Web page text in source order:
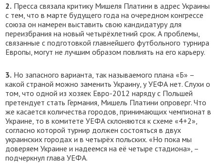
2. Пресса связала критику Мишеля Платини в адрес Украины
с тем, что в марте будущего года на очередном конгрессе
союза он намерен выставить свою кандидатуру для
переизбрания на новый четырёхлетний срок. А проблемы,
связанные с подготовкой главнейшего футбольного турнира
Европы, могут не лучшим образом повлиять на его карьеру.
3. Но запасного варианта, так называемого плана «Б» –
какой страной можно заменить Украину, у УЕФА нет. Слухи о
том, что одной из хозяек Евро-2012 наряду с Польшей
претендует стать Германия, Мишель Платини опроверг. Что
же касается количества городов, принимающих чемпионат в
Украине, то в комитете УЕФА склоняются к схеме «4+2»,
согласно которой турнир должен состояться в двух
украинских городах и в четырёх польских. «Но пока мы
доверяем Украине и надеемся на её четыре стадиона», –
подчеркнул глава УЕФА.